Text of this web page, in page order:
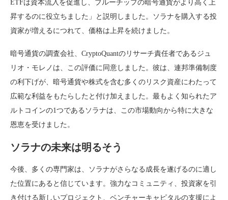
ETFは資本流入を促進し、ブルーチップの暗号通貨がより高く上
昇するのに役立ちました」と説明しました。ソラナを購入する投
資家が増えるにつれて、価格は上昇を続けました。
暗号通貨の調査会社、CryptoQuantのリサーチ責任者であるジュ
リオ・モレノは、この評価に同意しました。彼は、連邦準備制度
の利下げが、暗号通貨や株式を含む多くのリスク資産にわたって
広範な利益をもたらしたと付け加えました。最もよく知られたア
ルトコインの1つであるソラナは、この市場動向から特に大きな
恩恵を受けました。
ソラナの未来は明るそう
今後、多くの専門家は、ソラナがさらなる成長を遂げるのに適し
た位置にあると信じています。強力なコミュニティ、投資家を引
き付ける新しいプロジェクト、ベンチャーキャピタルの支援によ